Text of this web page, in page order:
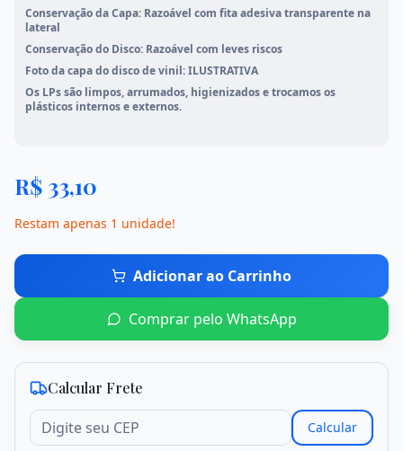
Início
Promoções
Criar conta Entrar
Conservação da Capa: Razoável com fita adesiva transparente na
lateral
Conservação do Disco: Razoável com leves riscos
Foto da capa do disco de vinil: ILUSTRATIVA
Os LPs são limpos, arrumados, higienizados e trocamos os
plásticos internos e externos.
R$ 33,10
Restam apenas 1 unidade!
Adicionar ao Carrinho
Comprar pelo WhatsApp
Calcular Frete
Calcular